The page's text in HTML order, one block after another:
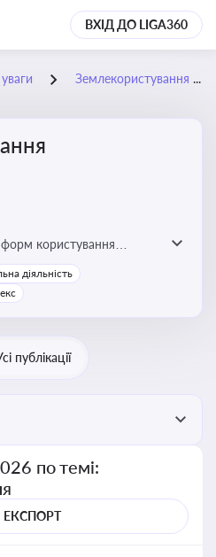
ВХІД ДО LIGA360
Землекористування
користування
володіння та
різних форм
діяльність
публікації
по темі:
ЕКСПОРТ